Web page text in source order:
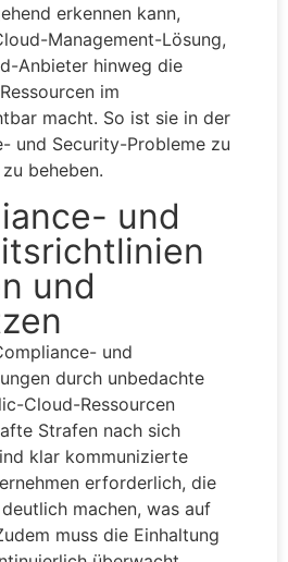
erkennen kann,
Management-Lösung,
Anbieter hinweg die
im
macht. So ist sie in der
und Security-Probleme zu
beheben.
und
und
und
durch unbedachte
Cloud-Ressourcen
Strafen nach sich
klar kommunizierte
erforderlich, die
machen, was auf
muss die Einhaltung